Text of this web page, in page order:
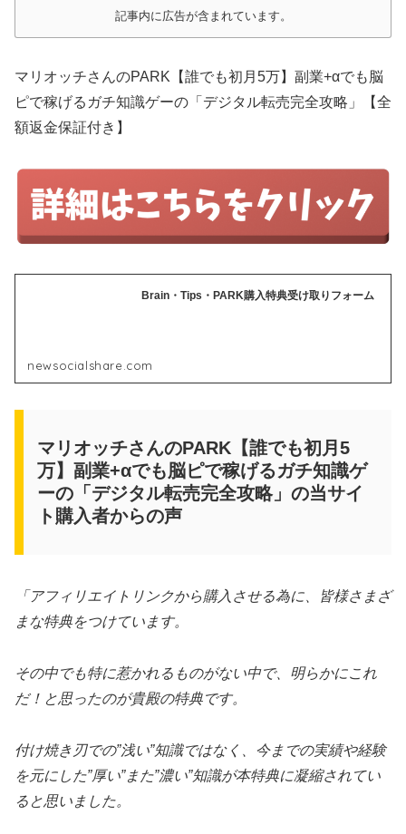
記事内に広告が含まれています。
マリオッチさんのPARK【誰でも初月5万】副業+αでも脳
ピで稼げるガチ知識ゲーの「デジタル転売完全攻略」【全
額返金保証付き】
Brain・Tips・PARK購入特典受け取りフォーム
newsocialshare.com
マリオッチさんのPARK【誰でも初月5
万】副業+αでも脳ピで稼げるガチ知識ゲ
ーの「デジタル転売完全攻略」の当サイ
ト購入者からの声
「アフィリエイトリンクから購入させる為に、皆様さまざ
まな特典をつけています。
その中でも特に惹かれるものがない中で、明らかにこれ
だ！と思ったのが貴殿の特典です。
付け焼き刃での”浅い”知識ではなく、今までの実績や経験
を元にした”厚い”また”濃い”知識が本特典に凝縮されてい
ると思いました。